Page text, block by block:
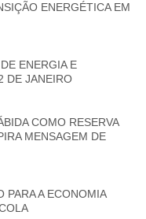
ENERGÉTICA EM
ENERGIA E
DE JANEIRO
COMO RESERVA
MENSAGEM DE
PARA A ECONOMIA